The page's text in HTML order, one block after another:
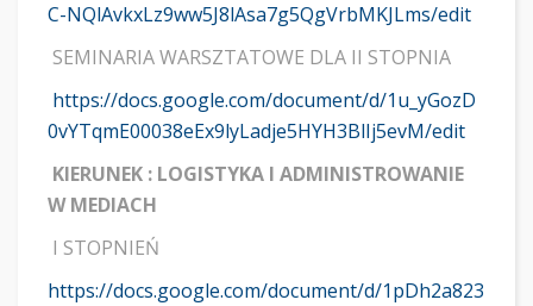
C-NQlAvkxLz9ww5J8lAsa7g5QgVrbMKJLms/edit
SEMINARIA WARSZTATOWE DLA II STOPNIA
https://docs.google.com/document/d/1u_yGozD
0vYTqmE00038eEx9lyLadje5HYH3BlIj5evM/edit
KIERUNEK : LOGISTYKA I ADMINISTROWANIE
W MEDIACH
I STOPNIEŃ
https://docs.google.com/document/d/1pDh2a823